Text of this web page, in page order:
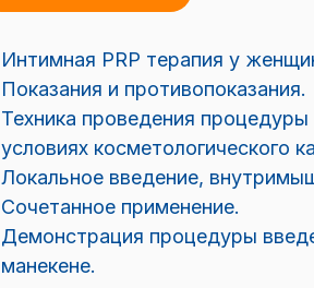
Интимная PRP терапия у
Показания и противопоказания.
Техника проведения
условиях косметологического
Локальное введение,
Сочетанное применение.
Демонстрация процедуры
манекене.